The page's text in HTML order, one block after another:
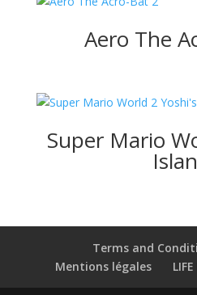
Aero The
Super Mario
Terms and
Mentions légales